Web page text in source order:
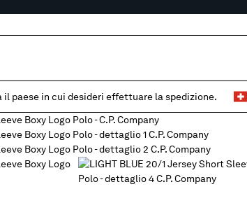
il paese in cui desideri effettuare la spedizione.